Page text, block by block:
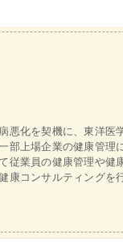
悪化を契機に、東洋医
部上場企業の健康管理
従業員の健康管理や健
康コンサルティングを